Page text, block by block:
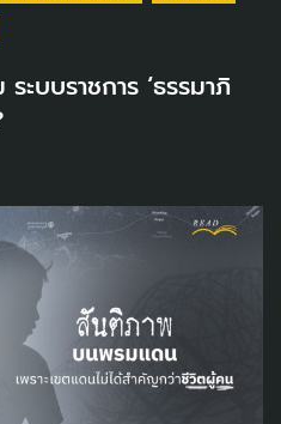
ะบบราชการ ‘ธรรมาภิ